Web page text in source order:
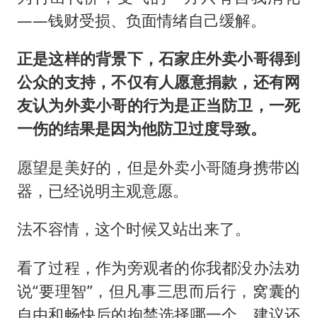
——钱财受损、负面情绪自己缓解。
正是这样的背景下，石家庄外卖小哥得到
公众的支持，不仅有人愿意捐款，还有网
友认为外卖小哥的行为是正当防卫，一死
一伤的结果是因为他防卫过度导致。
愿望是美好的，但是外卖小哥随身携带凶
器，已经说明主观意愿。
法不容情，这个时候又站出来了。
看了过程，作为旁观者的你我都没办法劝
说“要理智”，但凡事三思而后行，窝囊的